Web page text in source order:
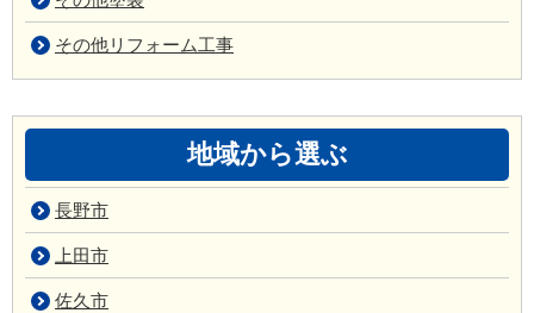
その他リフォーム工事
地域から選ぶ
長野市
上田市
佐久市